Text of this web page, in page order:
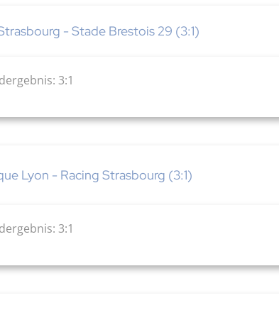
- Stade Brestois 29 (3:1)
3:1
Lyon - Racing Strasbourg (3:1)
3:1